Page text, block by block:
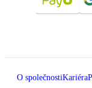
O společnostiKariéra